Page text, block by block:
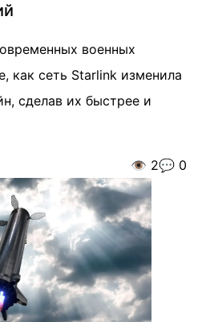
военных
как сеть Starlink изменила
сделав их быстрее и
👁️ 2💬 0